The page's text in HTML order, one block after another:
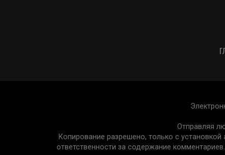
Отправляя
Копирование разрешено, только с
ответственности за содержание